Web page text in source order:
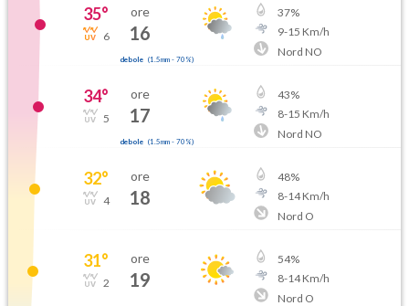
35°
6
ore
16
debole (1.5mm- 70 %)
37%
9-15 Km/h
Nord NO
34°
5
ore
17
debole (1.5mm- 70 %)
43%
8-15 Km/h
Nord NO
32°
4
ore
18
48%
8-14Km/h
Nord O
31°
2
ore
19
54%
8-14Km/h
Nord O